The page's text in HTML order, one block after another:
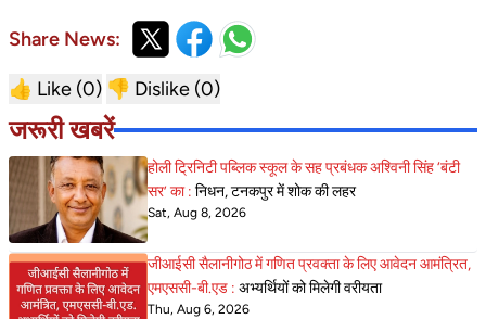
Share News:
👍 Like (0) 👎 Dislike (0)
जरूरी खबरें
होली ट्रिनिटी पब्लिक स्कूल के सह प्रबंधक अश्विनी सिंह ‘बंटी
सर’ का : निधन, टनकपुर में शोक की लहर
Sat, Aug 8, 2026
जीआईसी सैलानीगोठ में गणित प्रवक्ता के लिए आवेदन आमंत्रित,
एमएससी-बी.एड : अभ्यर्थियों को मिलेगी वरीयता
Thu, Aug 6, 2026